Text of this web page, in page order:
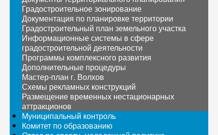
Градостроительное зонирование
Документация по планировке территории
Градостроительный план земельного участка
Информационные системы в сфере
градостроительной деятельности
Программы комплексного развития
Дополнительные процедуры
Мастер-план г. Волхов
Схемы рекламных конструкций
Размещение временных нестационарных
аттракционов
Муниципальный контроль
Комитет по образованию